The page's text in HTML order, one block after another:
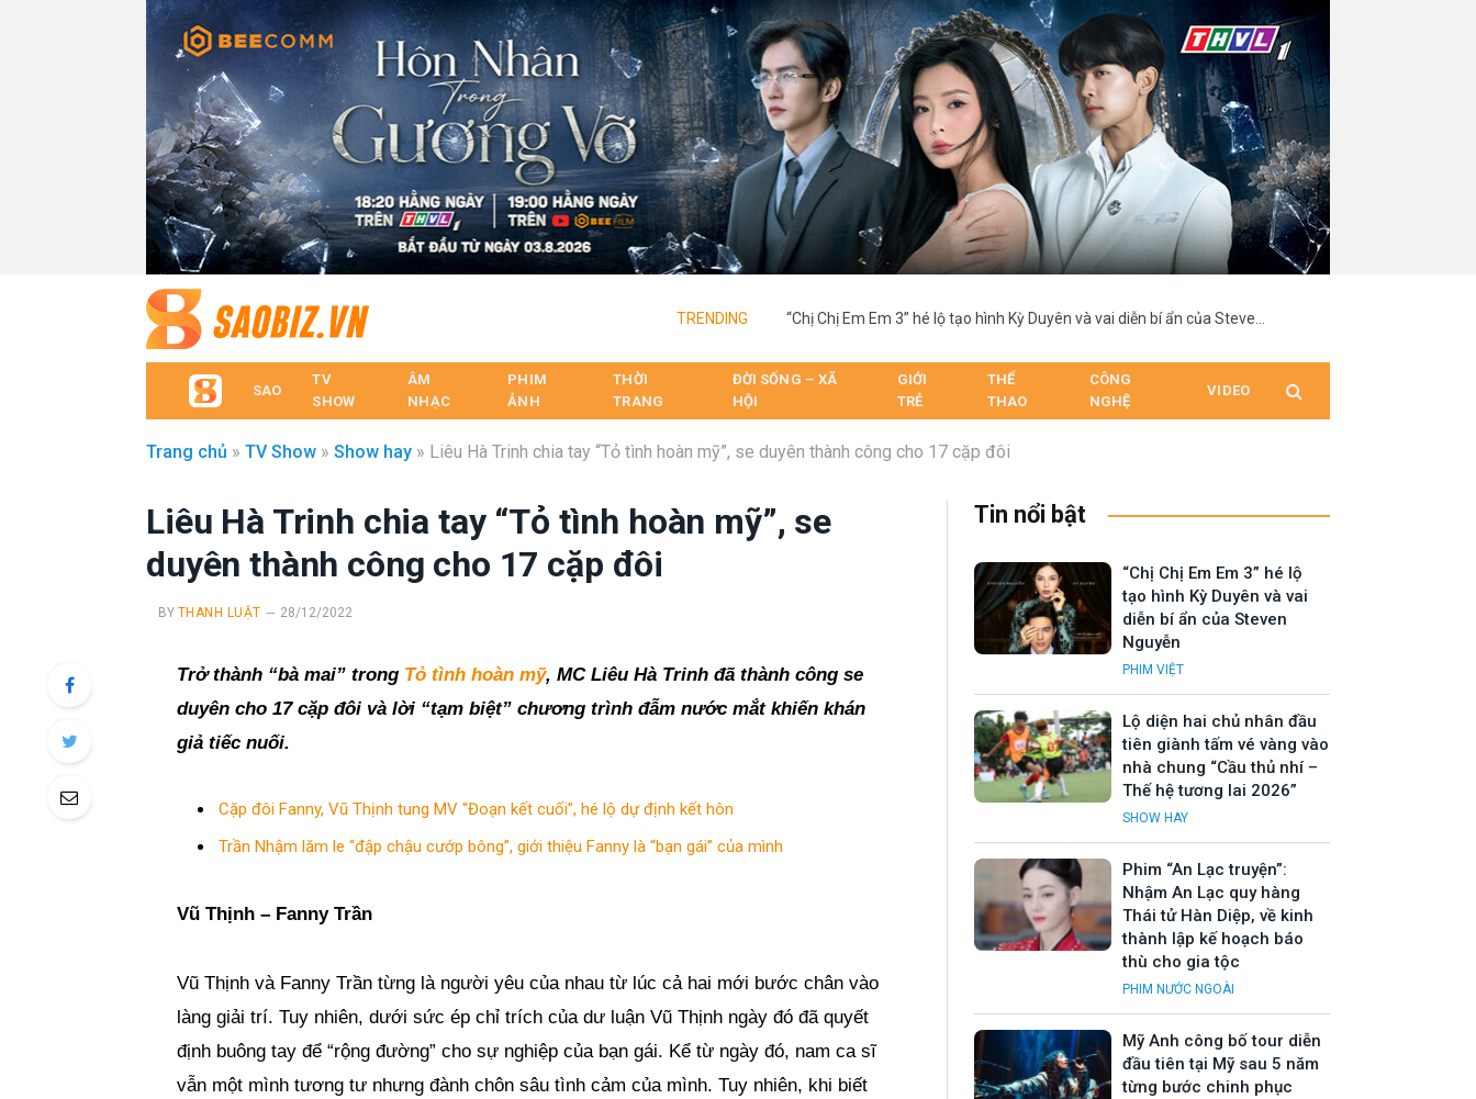
TRENDING
SAO
TV
SHOW
ÂM
NHẠC
PHIM
ẢNH
THỜI
TRANG
ĐỜI SỐNG – XÃ
HỘI
GIỚI
TRẺ
THỂ
THAO
CÔNG
NGHỆ
VIDEO
Trang chủ » TV Show » Show hay » Liêu Hà Trinh chia tay “Tỏ tình hoàn mỹ”, se duyên thành công cho 17 cặp đôi
Liêu Hà Trinh chia tay “Tỏ tình hoàn mỹ”, se
duyên thành công cho 17 cặp đôi
BY THANH LUẬT 28/12/2022
Trở thành “bà mai” trong Tỏ tình hoàn mỹ, MC Liêu Hà Trinh đã thành công se
duyên cho 17 cặp đôi và lời “tạm biệt” chương trình đẫm nước mắt khiến khán
giả tiếc nuối.
Cặp đôi Fanny, Vũ Thịnh tung MV “Đoạn kết cuối”, hé lộ dự định kết hôn
Trần Nhậm lăm le “đập chậu cướp bông”, giới thiệu Fanny là “bạn gái” của mình
Vũ Thịnh – Fanny Trần
Vũ Thịnh và Fanny Trần từng là người yêu của nhau từ lúc cả hai mới bước chân vào
làng giải trí. Tuy nhiên, dưới sức ép chỉ trích của dư luận Vũ Thịnh ngày đó đã quyết
định buông tay để “rộng đường” cho sự nghiệp của bạn gái. Kể từ ngày đó, nam ca sĩ
vẫn một mình tương tư nhưng đành chôn sâu tình cảm của mình. Tuy nhiên, khi biết
Tin nổi bật
“Chị Chị Em Em 3” hé lộ
tạo hình Kỳ Duyên và vai
diễn bí ẩn của Steven
Nguyễn
PHIM VIỆT
Lộ diện hai chủ nhân đầu
tiên giành tấm vé vàng vào
nhà chung “Cầu thủ nhí –
Thế hệ tương lai 2026”
SHOW HAY
Phim “An Lạc truyện”:
Nhậm An Lạc quy hàng
Thái tử Hàn Diệp, về kinh
thành lập kế hoạch báo
thù cho gia tộc
PHIM NƯỚC NGOÀI
Mỹ Anh công bố tour diễn
đầu tiên tại Mỹ sau 5 năm
từng bước chinh phục